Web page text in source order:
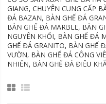
GIANG, CHUYÊN CUNG CẤP
ĐÁ BAZAN, BÀN GHẾ ĐÁ
BÀN GHẾ ĐÁ MARBLE, BÀN
NGUYÊN KHỐI, BÀN GHẾ ĐÁ
GHẾ ĐÁ GRANITO, BÀN GHẾ
VƯỜN, BÀN GHẾ ĐÁ CÔNG
NHIÊN, BÀN GHẾ ĐÁ ĐIÊU